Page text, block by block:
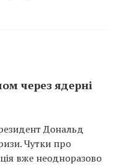
через ядерні
Дональд
Чутки про
вже неодноразово